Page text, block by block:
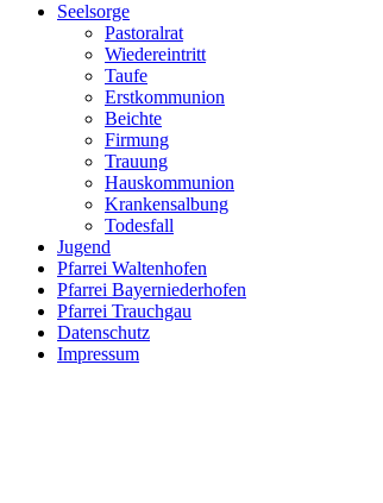
Seelsorge
Pastoralrat
Wiedereintritt
Taufe
Erstkommunion
Beichte
Firmung
Trauung
Hauskommunion
Krankensalbung
Todesfall
Jugend
Pfarrei Waltenhofen
Pfarrei Bayerniederhofen
Pfarrei Trauchgau
Datenschutz
Impressum